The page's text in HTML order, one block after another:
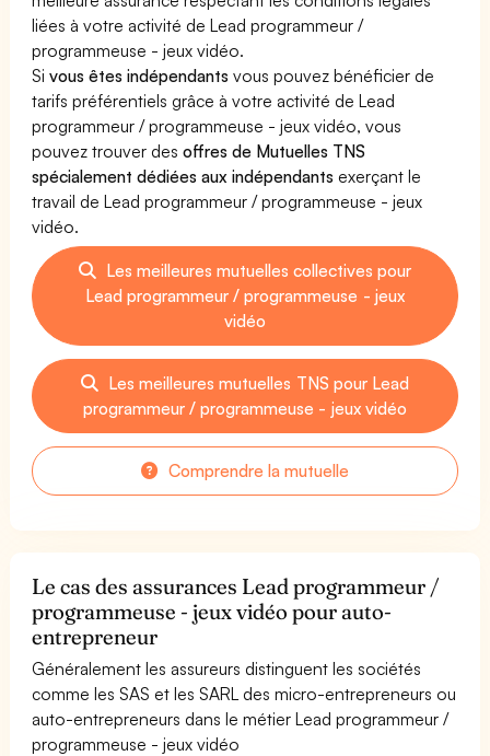
liées à votre activité de Lead programmeur /
programmeuse - jeux vidéo.
Sivous êtes indépendants vous pouvez bénéficier de
tarifs préférentiels grâce à votre activité de Lead
programmeur / programmeuse - jeux vidéo, vous
pouvez trouver desoffres de Mutuelles TNS
spécialement dédiées aux indépendants exerçant le
travail de Lead programmeur / programmeuse - jeux
vidéo.
Les meilleures mutuelles collectives pour
Lead programmeur / programmeuse - jeux
vidéo
Les meilleures mutuelles TNS pour Lead
programmeur / programmeuse - jeux vidéo
Comprendre la mutuelle
Le cas des assurances Lead programmeur /
programmeuse - jeux vidéo pour auto-
entrepreneur
Généralement les assureurs distinguent les sociétés
comme les SAS et les SARL des micro-entrepreneurs ou
auto-entrepreneurs dans le métier Lead programmeur /
programmeuse - jeux vidéo